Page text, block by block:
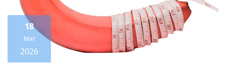
18
Mar
2026